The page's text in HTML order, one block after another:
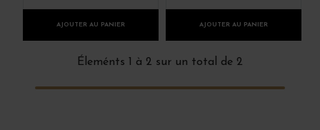
AJOUTER AU PANIER AJOUTER AU PANIER
Éleménts 1 à 2 sur un total de 2